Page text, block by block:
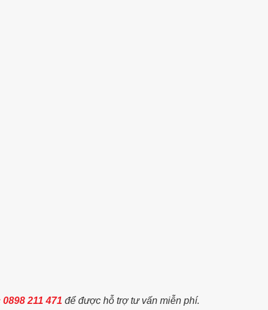
211 471 để được hỗ trợ tư vấn miễn phí.